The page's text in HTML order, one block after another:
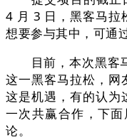
4 月 3 日，黑客马拉
想要参与其中，可通
目前，本次黑客
这一黑客马拉松，网
这是机遇，有的认为
一次共赢合作，下
论。